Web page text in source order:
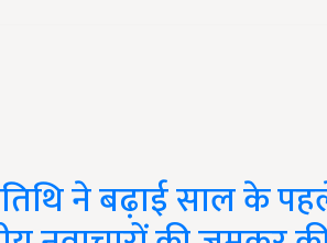
ने बढ़ाई साल के
नवाचारों की जमकर